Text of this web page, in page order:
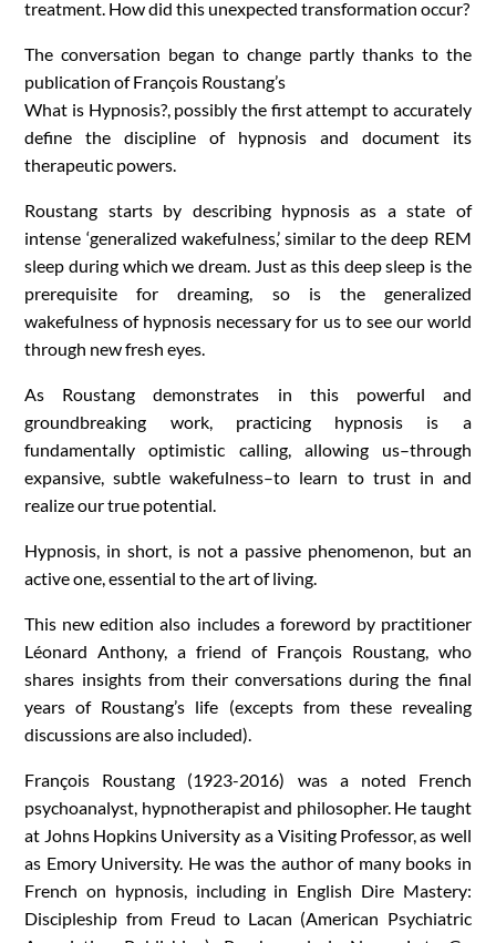
treatment. How did this unexpected transformation occur?
The conversation began to change partly thanks to the
publication of François Roustang’s
What is Hypnosis?, possibly the first attempt to accurately
define the discipline of hypnosis and document its
therapeutic powers.
Roustang starts by describing hypnosis as a state of
intense ‘generalized wakefulness,’ similar to the deep REM
sleep during which we dream. Just as this deep sleep is the
prerequisite for dreaming, so is the generalized
wakefulness of hypnosis necessary for us to see our world
through new fresh eyes.
As Roustang demonstrates in this powerful and
groundbreaking work, practicing hypnosis is a
fundamentally optimistic calling, allowing us–through
expansive, subtle wakefulness–to learn to trust in and
realize our true potential.
Hypnosis, in short, is not a passive phenomenon, but an
active one, essential to the art of living.
This new edition also includes a foreword by practitioner
Léonard Anthony, a friend of François Roustang, who
shares insights from their conversations during the final
years of Roustang’s life (excepts from these revealing
discussions are also included).
François Roustang (1923-2016) was a noted French
psychoanalyst, hypnotherapist and philosopher. He taught
at Johns Hopkins University as a Visiting Professor, as well
as Emory University. He was the author of many books in
French on hypnosis, including in English Dire Mastery:
Discipleship from Freud to Lacan (American Psychiatric